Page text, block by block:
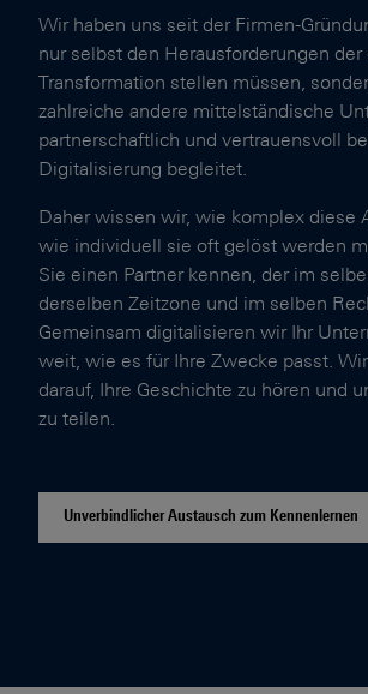
Wir haben uns seit der Firmen-
nur selbst den Herausforderungen der
Transformation stellen müssen,
zahlreiche andere mittelständische
partnerschaftlich und vertrauensvoll
Digitalisierung begleitet.
Daher wissen wir, wie komplex diese
wie individuell sie oft gelöst werden
Sie einen Partner kennen, der im
derselben Zeitzone und im selben
Gemeinsam digitalisieren wir Ihr
weit, wie es für Ihre Zwecke passt.
darauf, Ihre Geschichte zu hören und
zu teilen.
Unverbindlicher Austausch zum Kennenlernen